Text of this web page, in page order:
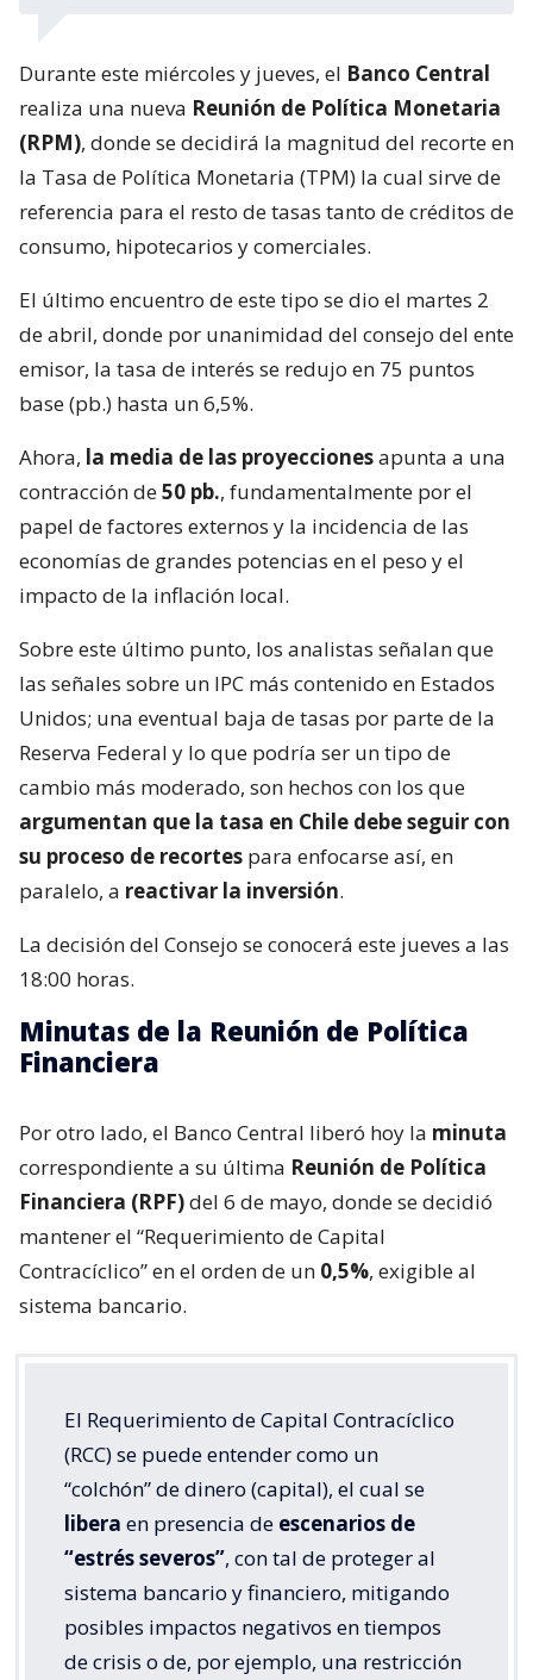
Durante este miércoles y jueves, el Banco Central
realiza una nueva Reunión de Política Monetaria
(RPM), donde se decidirá la magnitud del recorte en
la Tasa de Política Monetaria (TPM) la cual sirve de
referencia para el resto de tasas tanto de créditos de
consumo, hipotecarios y comerciales.
El último encuentro de este tipo se dio el martes 2
de abril, donde por unanimidad del consejo del ente
emisor, la tasa de interés se redujo en 75 puntos
base (pb.) hasta un 6,5%.
Ahora, la media de las proyeccionesapunta a una
contracción de50 pb., fundamentalmente por el
papel de factores externos y la incidencia de las
economías de grandes potencias en el peso y el
impacto de la inflación local.
Sobre este último punto, los analistas señalan que
las señales sobre un IPC más contenido en Estados
Unidos; una eventual baja de tasas por parte de la
Reserva Federal y lo que podría ser un tipo de
cambio más moderado, son hechos con los que
argumentan que la tasa en Chile debe seguir con
su proceso de recortes para enfocarse así, en
paralelo, a reactivar la inversión.
La decisión del Consejo se conocerá este jueves a las
18:00 horas.
Minutas de la Reunión de Política
Financiera
Por otro lado, el Banco Central liberó hoy la minuta
correspondiente a su última Reunión de Política
Financiera (RPF)del 6 de mayo, donde se decidió
mantener el “Requerimiento de Capital
Contracíclico” en el orden de un 0,5%, exigible al
sistema bancario.
El Requerimiento de Capital Contracíclico
(RCC) se puede entender como un
“colchón” de dinero (capital), el cual se
libera en presencia de escenarios de
“estrés severos”, con tal de proteger al
sistema bancario y financiero, mitigando
posibles impactos negativos en tiempos
de crisis o de, por ejemplo, una restricción